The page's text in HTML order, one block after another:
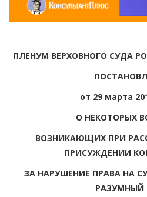
ПЛЕНУМ ВЕРХОВНОГО СУДА
от 29 марта
О НЕКОТОРЫХ
ВОЗНИКАЮЩИХ ПРИ
ПРИСУЖДЕНИИ
ЗА НАРУШЕНИЕ ПРАВА НА
РАЗУМНЫЙ